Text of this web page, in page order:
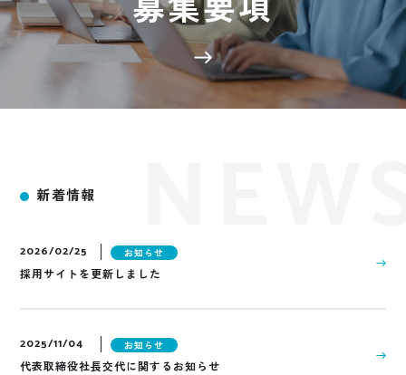
新着情報
2026/02/25 お知らせ
採用サイトを更新しました
2025/11/04 お知らせ
代表取締役社長交代に関するお知らせ